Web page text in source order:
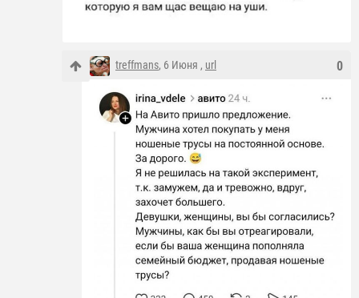
0
treffmans, 6 Июня , url